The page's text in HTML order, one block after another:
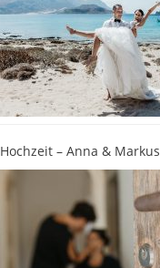
Hochzeit – Anna & Markus